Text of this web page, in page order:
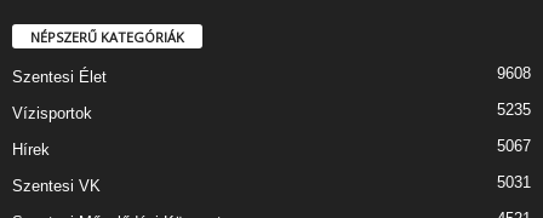
NÉPSZERŰ KATEGÓRIÁK
Szentesi Élet 9608
Vízisportok 5235
Hírek 5067
Szentesi VK 5031